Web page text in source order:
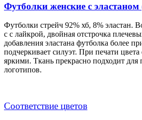
Футболки женские с эластаном
Футболки стрейч 92% хб, 8% эластан.
с с лайкрой, двойная отстрочка
добавления эластана футболка более
подчеркивает силуэт. При печати цвета
яркими. Ткань прекрасно подходит
логотипов.
Cоответствие цветов